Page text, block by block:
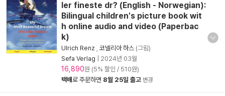
ler fineste dr? (English - Norwegian):
Bilingual children's picture book wit
h online audio and video (Paperbac
k)
Ulrich Renz 코넬리아 하스 (그림)
Sefa Verlag
2024년 03월
16,890원 (5% 할인 / 510원)
택배로 주문하면 8월 25일 출고 변경